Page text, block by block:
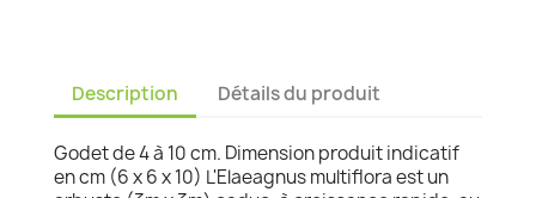
Description Détails du produit
Godet de 4 à 10 cm. Dimension produit indicatif
en cm (6 x 6 x 10) L'Elaeagnus multiflora est un